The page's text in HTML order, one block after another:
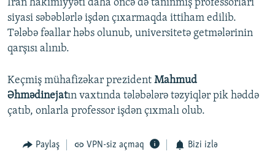
İran hakimiyyəti daha öncə də tanınmış professorları
siyasi səbəblərlə işdən çıxarmaqda ittiham edilib.
Tələbə fəallar həbs olunub, universitetə getmələrinin
qarşısı alınıb.
Keçmiş mühafizəkar prezident Mahmud
Əhmədinejatın vaxtında tələbələrə təzyiqlər pik həddə
çatıb, onlarla professor işdən çıxmalı olub.
Paylaş VPN-siz açmaq Bizi izlə